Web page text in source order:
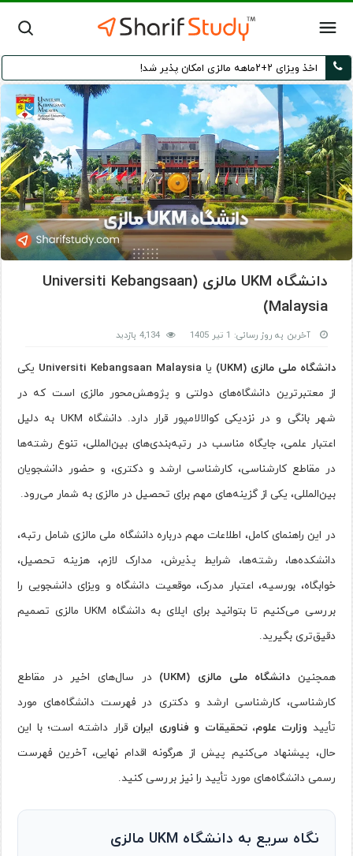
اخذ ویزای ۲+۲ماهه مالزی امکان پذیر شد!
دانشگاه UKM مالزی (Universiti Kebangsaan
Malaysia)
آخرین به روز رسانی: 1 تیر 1405 4,134 بازدید
دانشگاه ملی مالزی (UKM) یا Universiti Kebangsaan Malaysia یکی
از معتبرترین دانشگاه‌های دولتی و پژوهش‌محور مالزی است که در
شهر بانگی و در نزدیکی کوالالامپور قرار دارد. دانشگاه UKM به دلیل
اعتبار علمی، جایگاه مناسب در رتبه‌بندی‌های بین‌المللی، تنوع رشته‌ها
در مقاطع کارشناسی، کارشناسی ارشد و دکتری، و حضور دانشجویان
بین‌المللی، یکی از گزینه‌های مهم برای تحصیل در مالزی به شمار می‌رود.
در این راهنمای کامل، اطلاعات مهم درباره دانشگاه ملی مالزی شامل رتبه،
دانشکده‌ها، رشته‌ها، شرایط پذیرش، مدارک لازم، هزینه تحصیل،
خوابگاه، بورسیه، اعتبار مدرک، موقعیت دانشگاه و ویزای دانشجویی را
بررسی می‌کنیم تا بتوانید برای اپلای به دانشگاه UKM مالزی تصمیم
دقیق‌تری بگیرید.
همچنین دانشگاه ملی مالزی (UKM)
در سال‌های اخیر در مقاطع
کارشناسی، کارشناسی ارشد و دکتری در فهرست دانشگاه‌های مورد
تأیید وزارت علوم، تحقیقات و فناوری ایران قرار داشته است؛ با این
حال، پیشنهاد می‌کنیم پیش از هرگونه اقدام نهایی، آخرین فهرست
رسمی دانشگاه‌های مورد تأیید را نیز بررسی کنید.
نگاه سریع به دانشگاه UKM مالزی